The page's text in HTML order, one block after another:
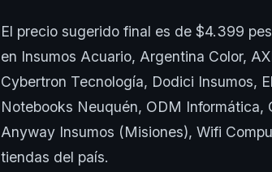
El precio sugerido final es de $4.399
en Insumos Acuario, Argentina Color,
Cybertron Tecnología, Dodici Insumos,
Notebooks Neuquén, ODM Informática,
Anyway Insumos (Misiones), Wifi
tiendas del país.